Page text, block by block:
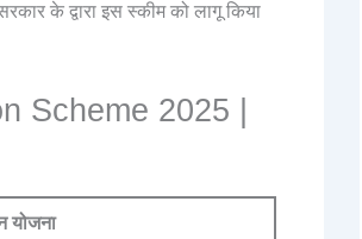
के द्वारा इस स्कीम को लागू किया
Scheme 2025 |
योजना